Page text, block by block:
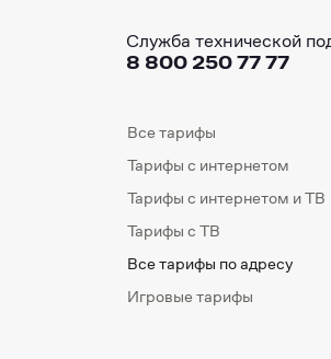
Служба технической
8 800 250 77 77
Все тарифы
Тарифы с интернетом
Тарифы с интернетом и ТВ
Тарифы с ТВ
Все тарифы по адресу
Игровые тарифы